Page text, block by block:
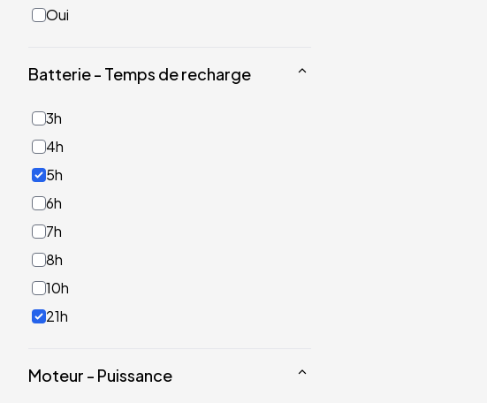
Oui
Batterie - Temps de recharge
3h
4h
5h
6h
7h
8h
10h
21h
Moteur - Puissance